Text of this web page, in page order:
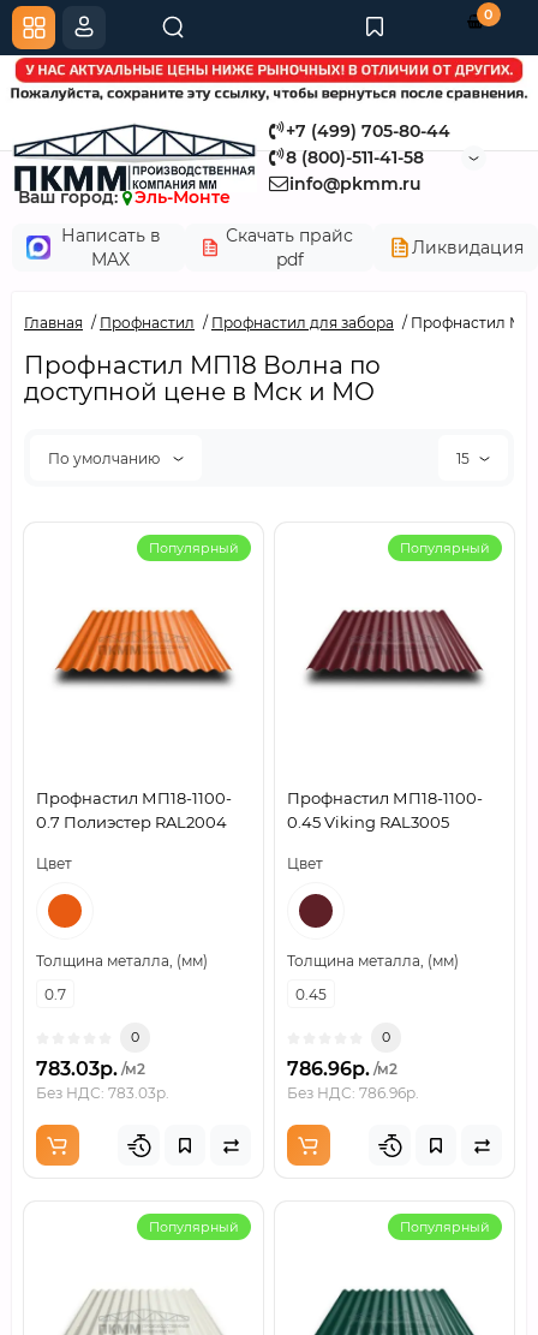
+7 (499) 705-80-44
8 (800)-511-41-58
info@pkmm.ru
Ваш город:
Эль-Монте
Написать в
MAX
Скачать прайс
pdf
Ликвидация
0
Главная Профнастил Профнастил для забора Профнастил
Профнастил МП18 Волна по
доступной цене в Мск и МО
По умолчанию 15
Популярный
Профнастил МП18-1100-
0.7 Полиэстер RAL2004
Цвет
Толщина металла, (мм)
0.7
0
783.03р. /м2
Без НДС: 783.03р.
Популярный
Профнастил МП18-1100-
0.45 Viking RAL3005
Цвет
Толщина металла, (мм)
0.45
0
786.96р. /м2
Без НДС: 786.96р.
Популярный Популярный